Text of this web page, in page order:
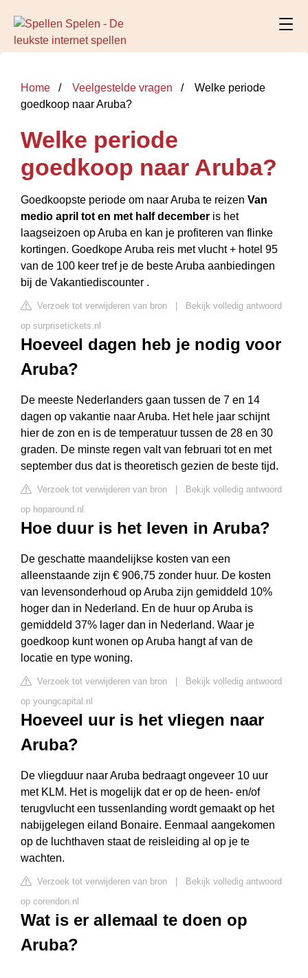
Home Veelgestelde vragen
Welke periode
goedkoop naar Aruba?
Welke periode
goedkoop naar Aruba?
Goedkoopste periode om naar Aruba te reizen Van
medio april tot en met half december is het
laagseizoen op Aruba en kan je profiteren van flinke
kortingen. Goedkope Aruba reis met vlucht + hotel 95
van de 100 keer tref je de beste Aruba aanbiedingen
bij de Vakantiediscounter .
Verzoek tot verwijderen van bron
Bekijk volledig antwoord
op surprisetickets.nl
Hoeveel dagen heb je nodig voor
Aruba?
De meeste Nederlanders gaan tussen de 7 en 14
dagen op vakantie naar Aruba. Het hele jaar schijnt
hier de zon en is de temperatuur tussen de 28 en 30
graden. De minste regen valt van februari tot en met
september dus dat is theoretisch gezien de beste tijd.
Verzoek tot verwijderen van bron
Bekijk volledig antwoord
op hoparound.nl
Hoe duur is het leven in Aruba?
De geschatte maandelijkse kosten van een
alleenstaande zijn € 906,75 zonder huur. De kosten
van levensonderhoud op Aruba zijn gemiddeld 10%
hoger dan in Nederland. En de huur op Aruba is
gemiddeld 37% lager dan in Nederland. Waar je
goedkoop kunt wonen op Aruba hangt af van de
locatie en type woning.
Verzoek tot verwijderen van bron
Bekijk volledig antwoord
op youngcapital.nl
Hoeveel uur is het vliegen naar
Aruba?
De vliegduur naar Aruba bedraagt ongeveer 10 uur
met KLM. Het is mogelijk dat er op de heen- en/of
terugvlucht een tussenlanding wordt gemaakt op het
nabijgelegen eiland Bonaire. Eenmaal aangekomen
op de luchthaven staat de reisleiding al op je te
wachten.
Verzoek tot verwijderen van bron
Bekijk volledig antwoord
op corendon.nl
Wat is er allemaal te doen op
Aruba?